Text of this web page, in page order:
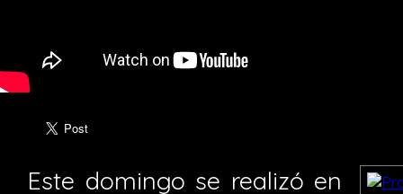
Este domingo se realizó en